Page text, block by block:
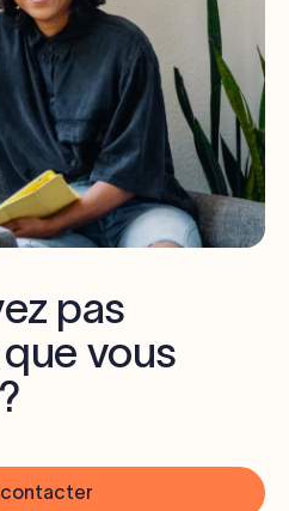
pas
vous
contacter